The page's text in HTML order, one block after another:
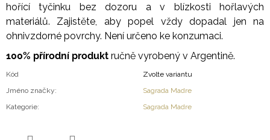
hořící tyčinku bez dozoru a v blízkosti hořlavých
materiálů. Zajistěte, aby popel vždy dopadal jen na
ohnivzdorné povrchy. Není určeno ke konzumaci.
100% přírodní produkt ručně vyrobený v Argentině.
Kód
Zvolte variantu
Jméno značky:
Sagrada Madre
Kategorie: Sagrada Madre